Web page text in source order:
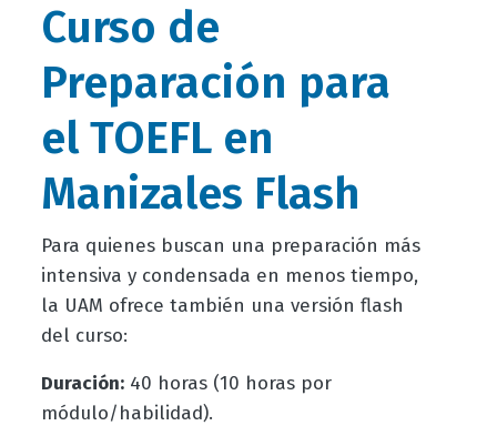
Curso de
Preparación para
el TOEFL en
Manizales Flash
Para quienes buscan una preparación más
intensiva y condensada en menos tiempo,
la UAM ofrece también una versión flash
del curso:
Duración:40 horas (10 horas por
módulo/habilidad).